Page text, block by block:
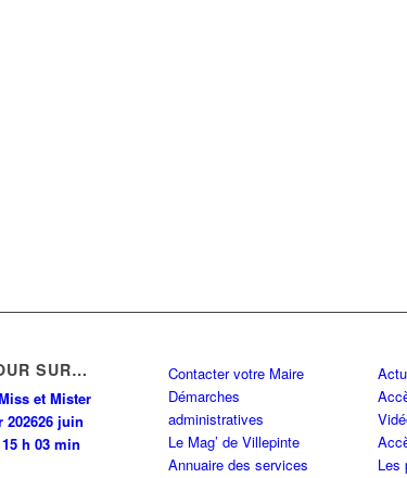
SUR…
et Mister
202626 juin
h 03 min
Contacter votre Maire
Démarches
administratives
Le Mag’ de Villepinte
Annuaire des services
Les